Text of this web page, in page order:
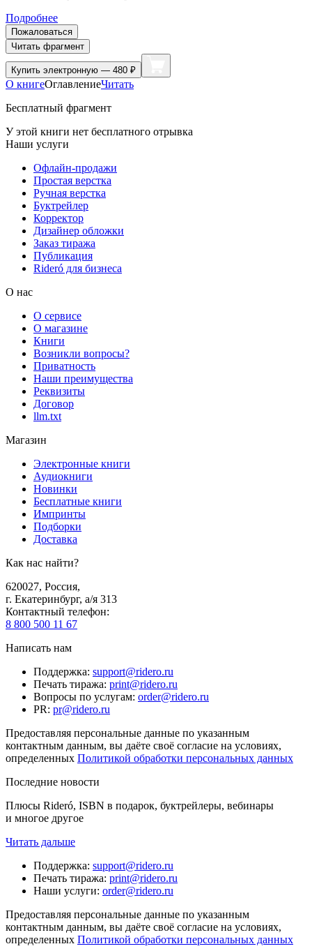
Подробнее
Пожаловаться
Читать фрагмент
Купить электронную — 480 ₽
О книгеОглавлениеЧитать
Бесплатный фрагмент
У этой книги нет бесплатного отрывка
Наши услуги
Офлайн-продажи
Простая верстка
Ручная верстка
Буктрейлер
Корректор
Дизайнер обложки
Заказ тиража
Публикация
Rideró для бизнеса
О нас
О сервисе
О магазине
Книги
Возникли вопросы?
Приватность
Наши преимущества
Реквизиты
Договор
llm.txt
Магазин
Электронные книги
Аудиокниги
Новинки
Бесплатные книги
Импринты
Подборки
Доставка
Как нас найти?
620027, Россия,
г. Екатеринбург, а/я 313
Контактный телефон:
8 800 500 11 67
Написать нам
Поддержка: support@ridero.ru
Печать тиража: print@ridero.ru
Вопросы по услугам: order@ridero.ru
PR: pr@ridero.ru
Предоставляя персональные данные по указанным
контактным данным, вы даёте своё согласие на условиях,
определенных Политикой обработки персональных данных
Последние новости
Плюсы Rideró, ISBN в подарок, буктрейлеры, вебинары
и многое другое
Читать дальше
Поддержка: support@ridero.ru
Печать тиража: print@ridero.ru
Наши услуги: order@ridero.ru
Предоставляя персональные данные по указанным
контактным данным, вы даёте своё согласие на условиях,
определенных Политикой обработки персональных данных